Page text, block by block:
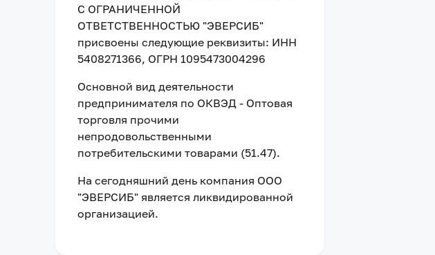
С ОГРАНИЧЕННОЙ
ОТВЕТСТВЕННОСТЬЮ "ЭВЕРСИБ"
присвоены следующие реквизиты: ИНН
5408271366, ОГРН 1095473004296
Основной вид деятельности
предпринимателя по ОКВЭД - Оптовая
торговля прочими
непродовольственными
потребительскими товарами (51.47).
На сегодняшний день компания ООО
"ЭВЕРСИБ" является ликвидированной
организацией.